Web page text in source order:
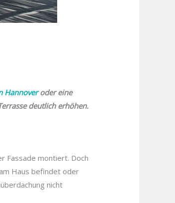
Hannoveroder eine
deutlich erhöhen.
Fassade montiert. Doch
Haus befindet oder
nicht